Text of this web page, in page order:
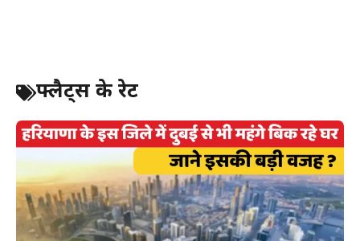
फ्लैट्स के रेट